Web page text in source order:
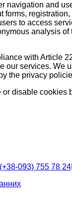
navigation and
forms,
to access
analysis
with Article
our services.
the privacy
disable cookies
(+38-093) 755 78 24